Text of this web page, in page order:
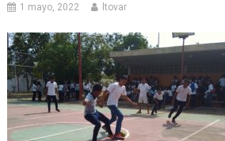
1 mayo, 2022 ltovar